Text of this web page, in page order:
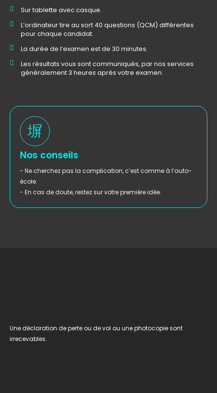
Sur tablette avec casque.
L’ordinateur tire au sort 40 questions (QCM) différentes
pour chaque candidat.
La durée de l’examen est de 30 minutes.
Les résultats vous sont communiqués, par nos services
généralement 3 heures après votre examen.
Nos conseils
- Ne cherchez pas la complication, c’est comme à l’auto-
école.
- En cas de doute, restez sur votre première idée.
Une déclaration de perte ou de vol ou une photocopie sont
irrecevables.